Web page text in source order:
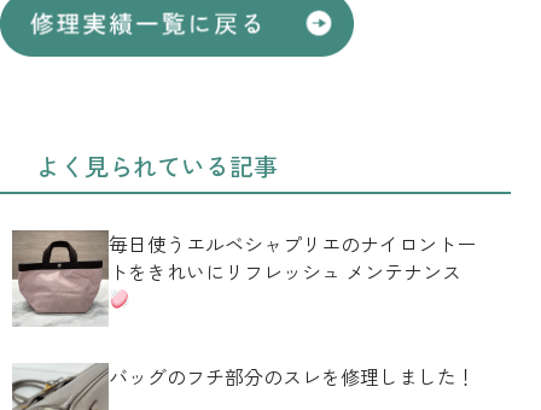
よく見られている記事
毎日使うエルベシャプリエのナイロントー
トをきれいにリフレッシュ メンテナンス
バッグのフチ部分のスレを修理しました！